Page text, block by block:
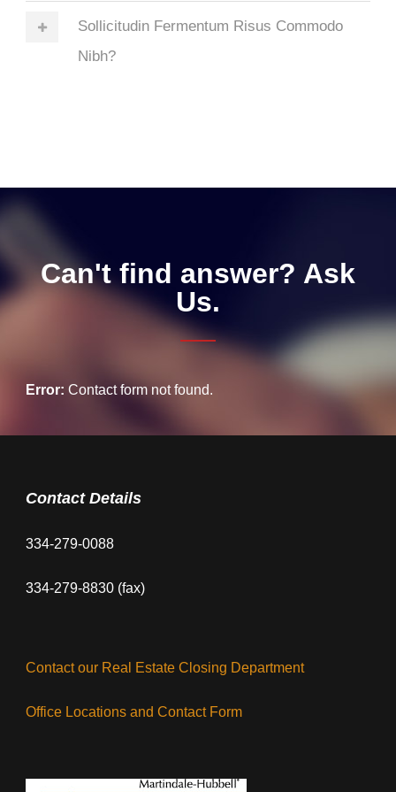
Sollicitudin Fermentum Risus Commodo
Nibh?
Can't find answer? Ask
Us.
Error: Contact form not found.
Contact Details
334-279-0088
334-279-8830 (fax)
Contact our Real Estate Closing Department
Office Locations and Contact Form